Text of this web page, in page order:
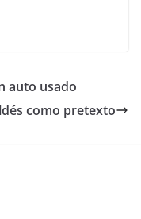
auto usado
como pretexto